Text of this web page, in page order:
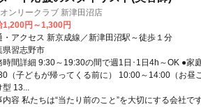
ンリークラブ 新津田沼店
1,200円～1,300円
・アクセス 新京成線／新津田沼駅～徒歩１分
県習志野市
時間詳細 9:30～19:30の間で週1日･1日4h～OK ●家
（子どもが帰ってくる前に） 10:00～14:00（お昼
型 13...
内容 私たちは“当たり前のこと”を大切にする会社で